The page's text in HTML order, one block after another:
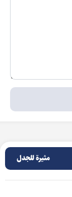
مثيرة للجدل